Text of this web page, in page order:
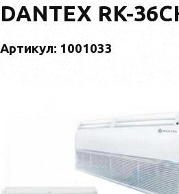
DANTEX RK-
Артикул: 1001033